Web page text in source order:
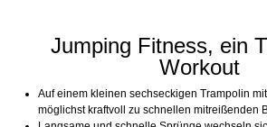
Jumping Fitness, ein
Workout
Auf einem kleinen sechseckigen Trampolin
möglichst kraftvoll zu schnellen mitreißenden